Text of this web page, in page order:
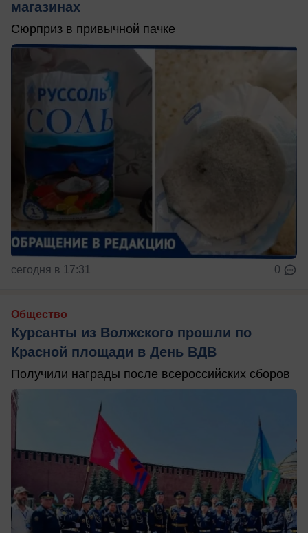
магазинах
Сюрприз в привычной пачке
сегодня в 17:31 0
Общество
Курсанты из Волжского прошли по
Красной площади в День ВДВ
Получили награды после всероссийских сборов